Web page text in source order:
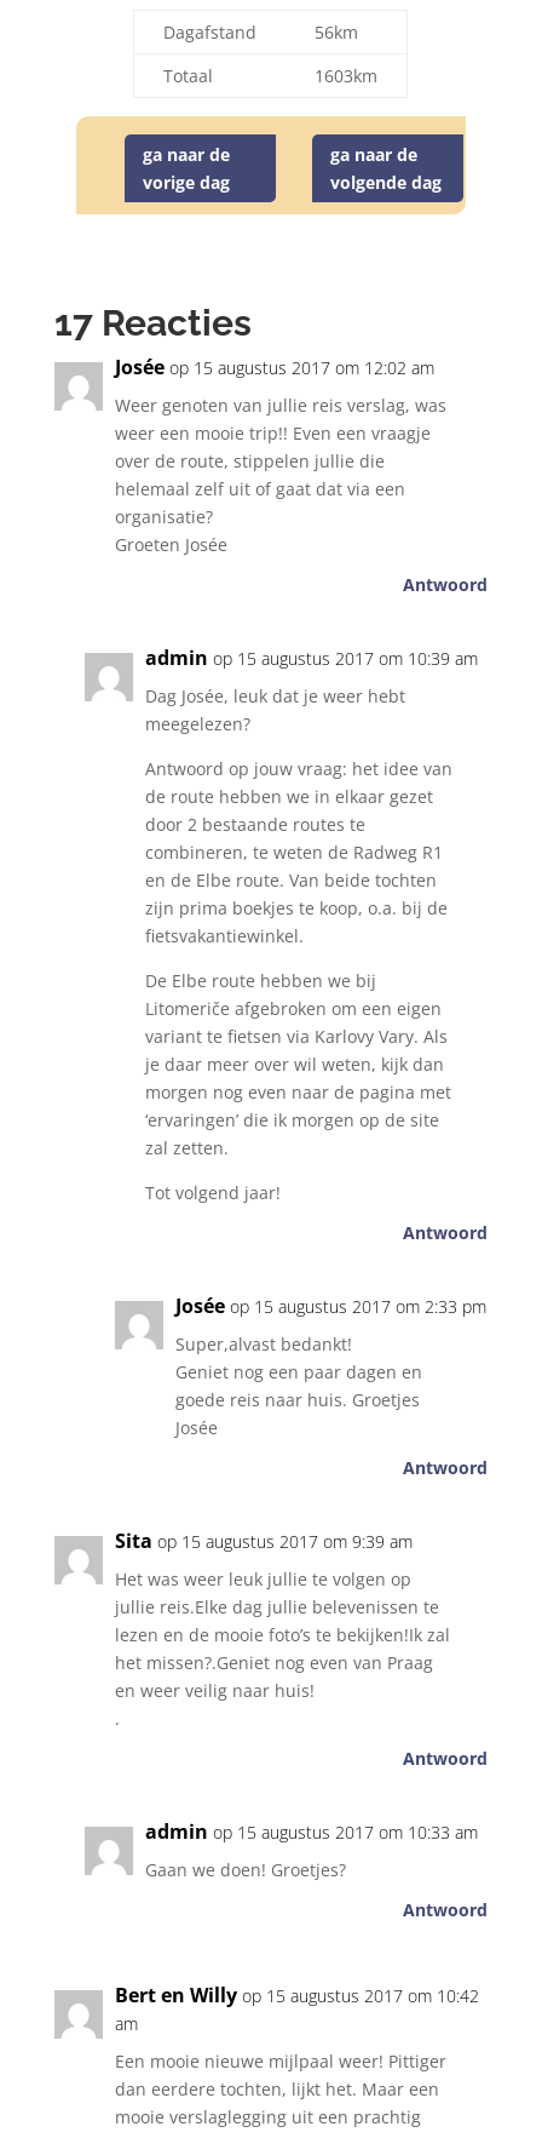
Dagafstand
56km
Totaal
1603km
ga naar de
vorige dag
ga naar de
volgende dag
17 Reacties
Josée op 15 augustus 2017 om 12:02 am
Weer genoten van jullie reis verslag, was
weer een mooie trip!! Even een vraagje
over de route, stippelen jullie die
helemaal zelf uit of gaat dat via een
organisatie?
Groeten Josée
Antwoord
admin op 15 augustus 2017 om 10:39 am
Dag Josée, leuk dat je weer hebt
meegelezen?
Antwoord op jouw vraag: het idee van
de route hebben we in elkaar gezet
door 2 bestaande routes te
combineren, te weten de Radweg R1
en de Elbe route. Van beide tochten
zijn prima boekjes te koop, o.a. bij de
fietsvakantiewinkel.
De Elbe route hebben we bij
Litomeriče afgebroken om een eigen
variant te fietsen via Karlovy Vary. Als
je daar meer over wil weten, kijk dan
morgen nog even naar de pagina met
‘ervaringen’ die ik morgen op de site
zal zetten.
Tot volgend jaar!
Antwoord
Josée op 15 augustus 2017 om 2:33 pm
Super,alvast bedankt!
Geniet nog een paar dagen en
goede reis naar huis. Groetjes
Josée
Antwoord
Sita op 15 augustus 2017 om 9:39 am
Het was weer leuk jullie te volgen op
jullie reis.Elke dag jullie belevenissen te
lezen en de mooie foto’s te bekijken!Ik zal
het missen?.Geniet nog even van Praag
en weer veilig naar huis!
.
Antwoord
admin op 15 augustus 2017 om 10:33 am
Gaan we doen! Groetjes?
Antwoord
Bert en Willy op 15 augustus 2017 om 10:42
am
Een mooie nieuwe mijlpaal weer! Pittiger
dan eerdere tochten, lijkt het. Maar een
mooie verslaglegging uit een prachtig